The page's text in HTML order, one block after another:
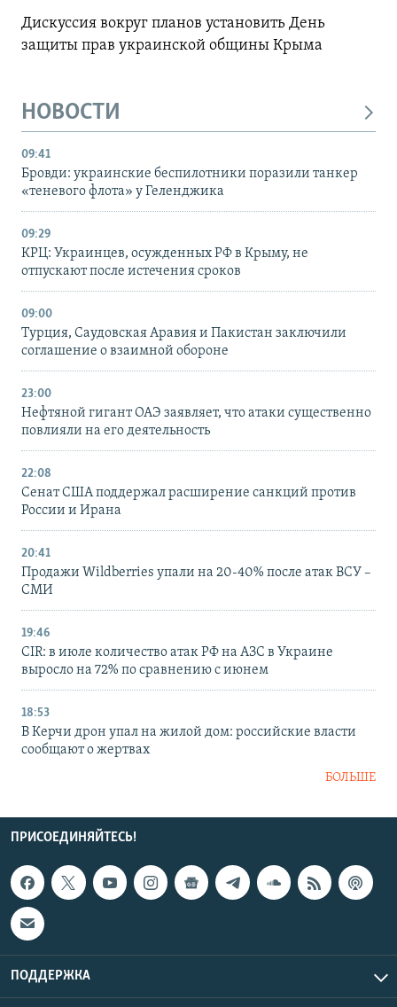
Дискуссия вокруг планов установить День
защиты прав украинской общины Крыма
НОВОСТИ
09:41
Бровди: украинские беспилотники поразили танкер
«теневого флота» у Геленджика
09:29
КРЦ: Украинцев, осужденных РФ в Крыму, не
отпускают после истечения сроков
09:00
Турция, Саудовская Аравия и Пакистан заключили
соглашение о взаимной обороне
23:00
Нефтяной гигант ОАЭ заявляет, что атаки существенно
повлияли на его деятельность
22:08
Сенат США поддержал расширение санкций против
России и Ирана
20:41
Продажи Wildberries упали на 20-40% после атак ВСУ –
СМИ
19:46
CIR: в июле количество атак РФ на АЗС в Украине
выросло на 72% по сравнению с июнем
18:53
В Керчи дрон упал на жилой дом: российские власти
сообщают о жертвах
БОЛЬШЕ
ПРИСОЕДИНЯЙТЕСЬ!
ПОДДЕРЖКА